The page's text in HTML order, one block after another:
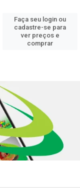
Faça seu login ou
cadastre-se para
ver preços e
comprar